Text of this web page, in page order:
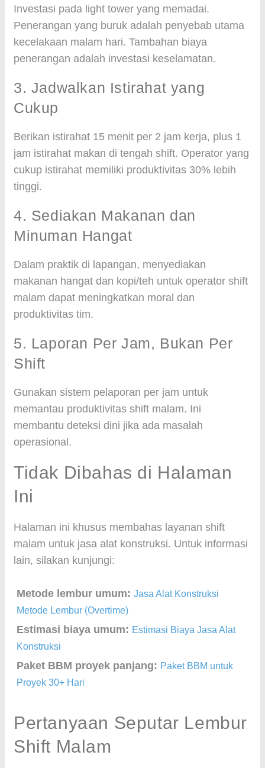
Investasi pada light tower yang memadai.
Penerangan yang buruk adalah penyebab utama
kecelakaan malam hari. Tambahan biaya
penerangan adalah investasi keselamatan.
3. Jadwalkan Istirahat yang
Cukup
Berikan istirahat 15 menit per 2 jam kerja, plus 1
jam istirahat makan di tengah shift. Operator yang
cukup istirahat memiliki produktivitas 30% lebih
tinggi.
4. Sediakan Makanan dan
Minuman Hangat
Dalam praktik di lapangan, menyediakan
makanan hangat dan kopi/teh untuk operator shift
malam dapat meningkatkan moral dan
produktivitas tim.
5. Laporan Per Jam, Bukan Per
Shift
Gunakan sistem pelaporan per jam untuk
memantau produktivitas shift malam. Ini
membantu deteksi dini jika ada masalah
operasional.
Tidak Dibahas di Halaman
Ini
Halaman ini khusus membahas layanan shift
malam untuk jasa alat konstruksi. Untuk informasi
lain, silakan kunjungi:
Metode lembur umum: Jasa Alat Konstruksi
Metode Lembur (Overtime)
Estimasi biaya umum: Estimasi Biaya Jasa Alat
Konstruksi
Paket BBM proyek panjang: Paket BBM untuk
Proyek 30+ Hari
Pertanyaan Seputar Lembur
Shift Malam